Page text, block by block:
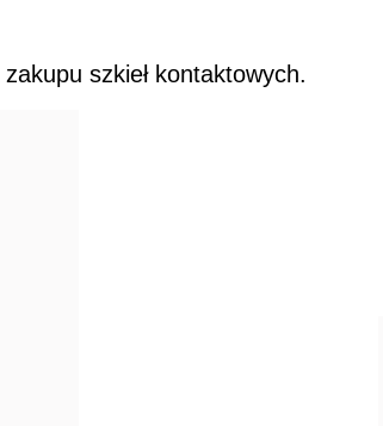
zakupu szkieł kontaktowych.